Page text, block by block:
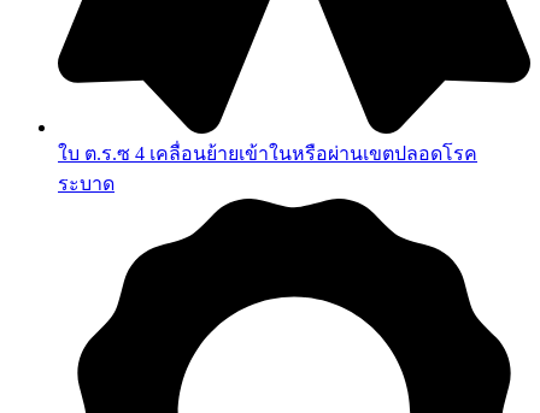
ใบ ต.ร.ซ 4 เคลื่อนย้ายเข้าในหรือผ่านเขตปลอดโรค
ระบาด